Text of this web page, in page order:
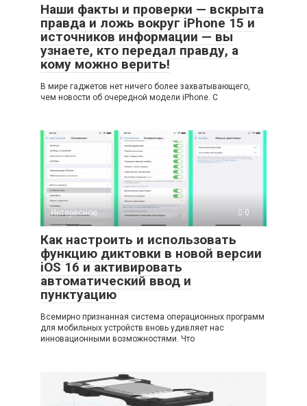
Наши факты и проверки — вскрыта
правда и ложь вокруг iPhone 15 и
источников информации — вы
узнаете, кто передал правду, а
кому можно верить!
В мире гаджетов нет ничего более захватывающего,
чем новости об очередной модели iPhone. С
Интересное 0
Как настроить и использовать
функцию диктовки в новой версии
iOS 16 и активировать
автоматический ввод и
пунктуацию
Всемирно признанная система операционных программ
для мобильных устройств вновь удивляет нас
инновационными возможностями. Что